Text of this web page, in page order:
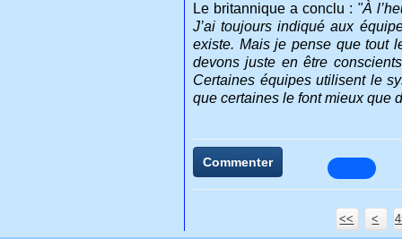
Le britannique a conclu : "À
J’ai toujours indiqué aux
existe. Mais je pense que tout
devons juste en être
Certaines équipes utilisent le
que certaines le font mieux que
Commenter
<< <